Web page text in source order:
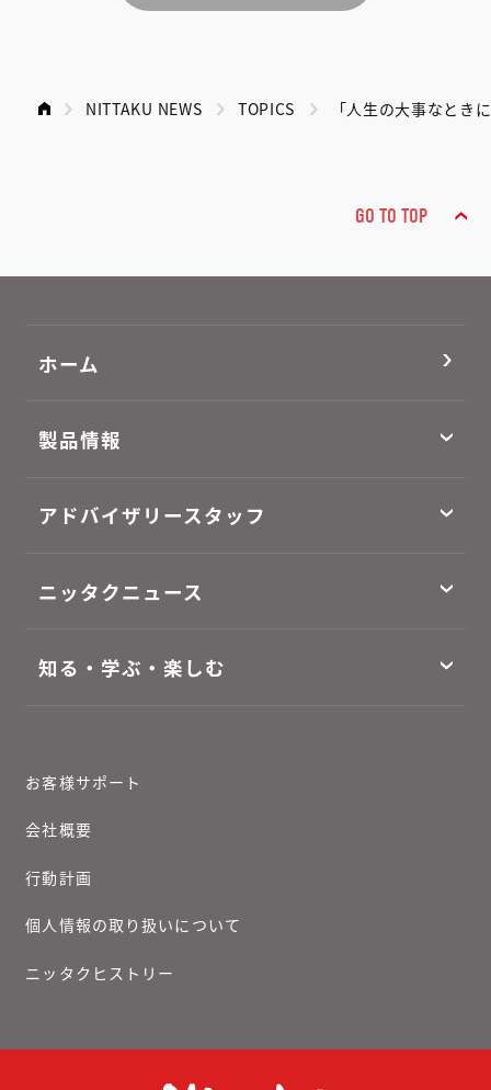
NITTAKU NEWS TOPICS 「人生の大事なと
GO TO TOP
ホーム
製品情報
アドバイザリースタッフ
ニッタクニュース
知る・学ぶ・楽しむ
お客様サポート
会社概要
行動計画
個人情報の取り扱いについて
ニッタクヒストリー